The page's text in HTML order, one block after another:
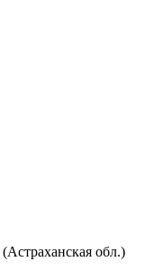
(Астраханская обл.)